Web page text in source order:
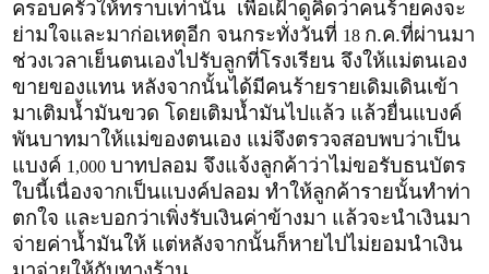
ครอบครัวให้ทราบเท่านั้น เพื่อเฝ้าดูคิดว่าคนร้ายคงจะ
ย่ามใจและมาก่อเหตุอีก จนกระทั่งวันที่ 18 ก.ค.ที่ผ่านมา
ช่วงเวลาเย็นตนเองไปรับลูกที่โรงเรียน จึงให้แม่ตนเอง
ขายของแทน หลังจากนั้นได้มีคนร้ายรายเดิมเดินเข้า
มาเติมน้ำมันขวด โดยเติมน้ำมันไปแล้ว แล้วยื่นแบงค์
พันบาทมาให้แม่ของตนเอง แม่จึงตรวจสอบพบว่าเป็น
แบงค์ 1,000 บาทปลอม จึงแจ้งลูกค้าว่าไม่ขอรับธนบัตร
ใบนี้เนื่องจากเป็นแบงค์ปลอม ทำให้ลูกค้ารายนั้นทำท่า
ตกใจ และบอกว่าเพิ่งรับเงินค่าข้างมา แล้วจะนำเงินมา
จ่ายค่าน้ำมันให้ แต่หลังจากนั้นก็หายไปไม่ยอมนำเงิน